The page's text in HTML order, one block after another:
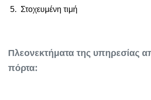
5. Στοχευμένη τιμή
Πλεονεκτήματα της υπηρεσίας
πόρτα: